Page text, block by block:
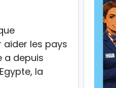
aider les pays
a depuis
la